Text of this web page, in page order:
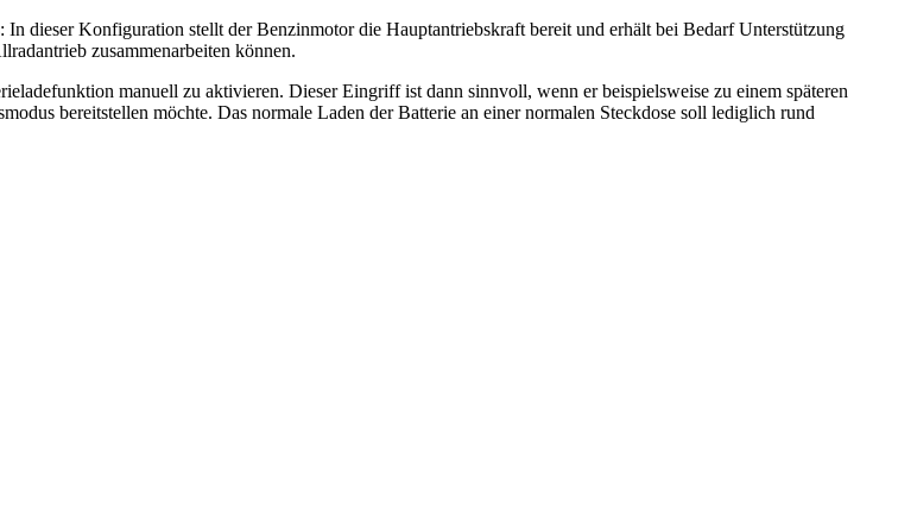
dieser Konfiguration stellt der Benzinmotor die Hauptantriebskraft bereit und erhält bei Bedarf Unterstützung
zusammenarbeiten können.
manuell zu aktivieren. Dieser Eingriff ist dann sinnvoll, wenn er beispielsweise zu einem späteren
bereitstellen möchte. Das normale Laden der Batterie an einer normalen Steckdose soll lediglich rund